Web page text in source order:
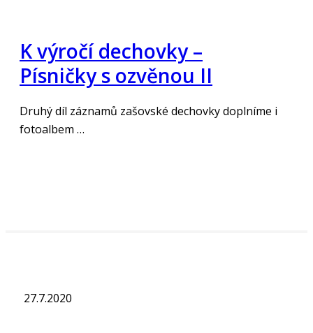
K výročí dechovky –
Písničky s ozvěnou II
Druhý díl záznamů zašovské dechovky doplníme i
fotoalbem …
27.7.2020